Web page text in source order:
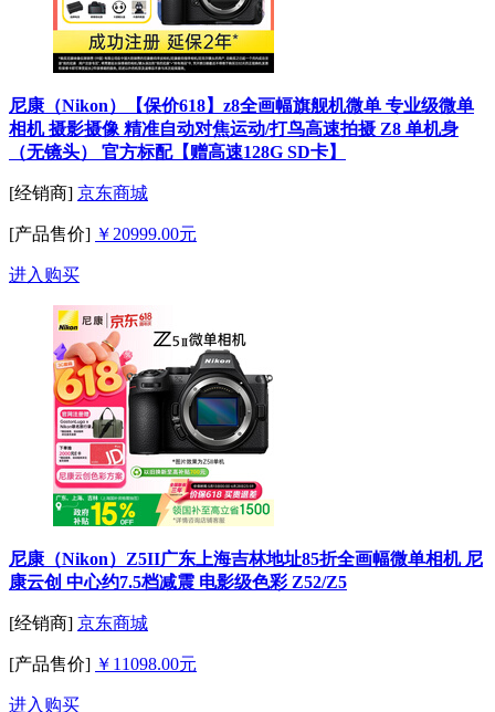
尼康（Nikon）【保价618】z8全画幅旗舰机微单 专业级微单
相机 摄影摄像 精准自动对焦运动/打鸟高速拍摄 Z8 单机身
（无镜头） 官方标配【赠高速128G SD卡】
[经销商] 京东商城
[产品售价] ￥20999.00元
进入购买
尼康（Nikon）Z5II广东上海吉林地址85折全画幅微单相机 尼
康云创 中心约7.5档减震 电影级色彩 Z52/Z5
[经销商] 京东商城
[产品售价] ￥11098.00元
进入购买